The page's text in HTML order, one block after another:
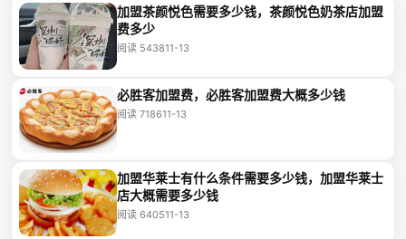
加盟茶颜悦色需要多少钱，茶颜悦色奶茶店加盟
费多少
阅读 543811-13
必胜客加盟费，必胜客加盟费大概多少钱
阅读 718611-13
加盟华莱士有什么条件需要多少钱，加盟华莱士
店大概需要多少钱
阅读 640511-13